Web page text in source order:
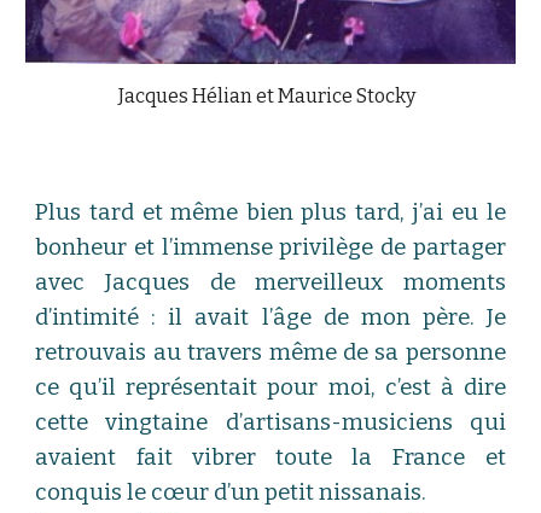
Jacques Hélian et Maurice Stocky
Plus tard et même bien plus tard, j’ai eu le
bonheur et l’immense privilège de partager
avec Jacques de merveilleux moments
d’intimité : il avait l’âge de mon père. Je
retrouvais au travers même de sa personne
ce qu’il représentait pour moi, c’est à dire
cette vingtaine d’artisans-musiciens qui
avaient fait vibrer toute la France et
conquis le cœur d’un petit nissanais.